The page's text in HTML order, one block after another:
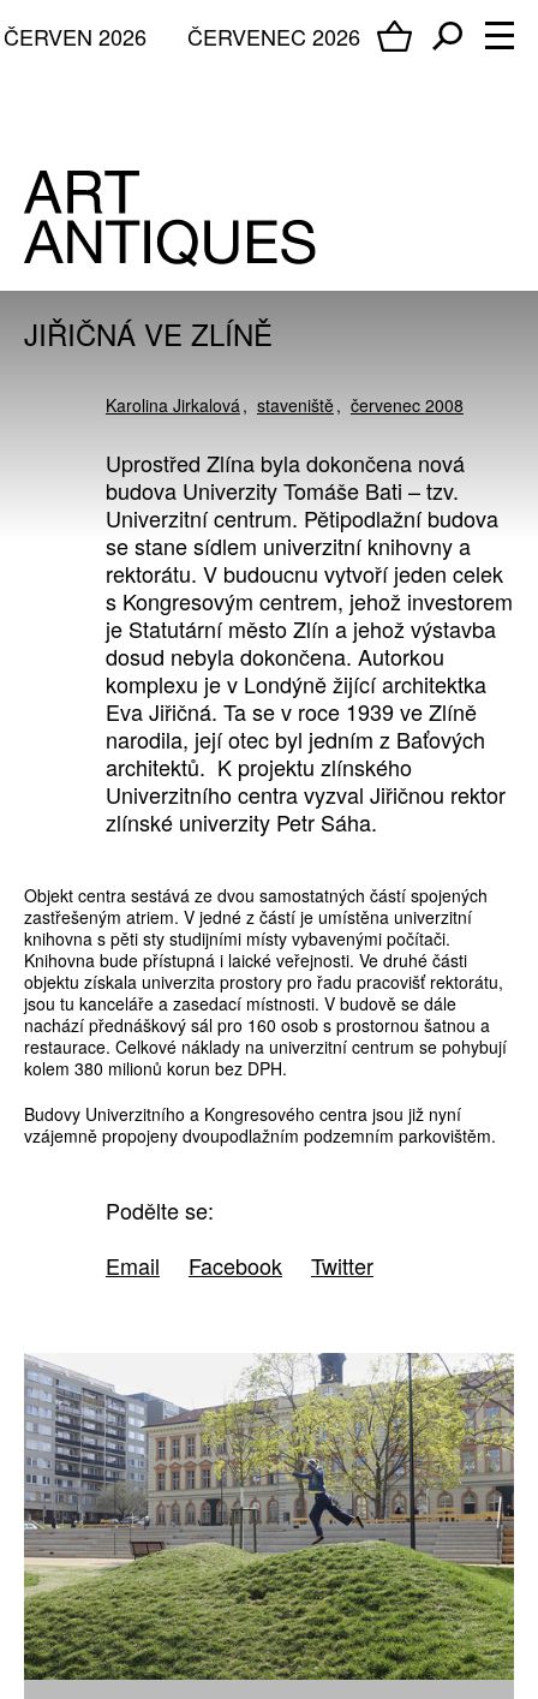
ČERVENEC 2026
ČERVEN 2026
JIŘIČNÁ VE ZLÍNĚ
Karolina Jirkalová staveniště červenec 2008
Uprostřed Zlína byla dokončena nová
budova Univerzity Tomáše Bati – tzv.
Univerzitní centrum. Pětipodlažní budova
se stane sídlem univerzitní knihovny a
rektorátu. V budoucnu vytvoří jeden celek
s Kongresovým centrem, jehož investorem
je Statutární město Zlín a jehož výstavba
dosud nebyla dokončena. Autorkou
komplexu je v Londýně žijící architektka
Eva Jiřičná. Ta se v roce 1939 ve Zlíně
narodila, její otec byl jedním z Baťových
architektů. K projektu zlínského
Univerzitního centra vyzval Jiřičnou rektor
zlínské univerzity Petr Sáha.
Objekt centra sestává ze dvou samostatných částí spojených
zastřešeným atriem. V jedné z částí je umístěna univerzitní
knihovna s pěti sty studijními místy vybavenými počítači.
Knihovna bude přístupná i laické veřejnosti. Ve druhé části
objektu získala univerzita prostory pro řadu pracovišť rektorátu,
jsou tu kanceláře a zasedací místnosti. V budově se dále
nachází přednáškový sál pro 160 osob s prostornou šatnou a
restaurace. Celkové náklady na univerzitní centrum se pohybují
kolem 380 milionů korun bez DPH.
Budovy Univerzitního a Kongresového centra jsou již nyní
vzájemně propojeny dvoupodlažním podzemním parkovištěm.
Podělte se:
Email
Facebook Twitter